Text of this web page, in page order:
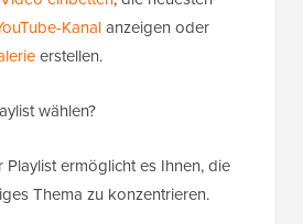
Kanalanzeigen oder
erstellen.
wählen?
Playlist ermöglicht es Ihnen, die
Thema zu konzentrieren.